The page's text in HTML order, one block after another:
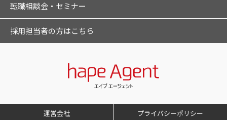
転職相談会・セミナー
採用担当者の方はこちら
運営会社 プライバシーポリシー